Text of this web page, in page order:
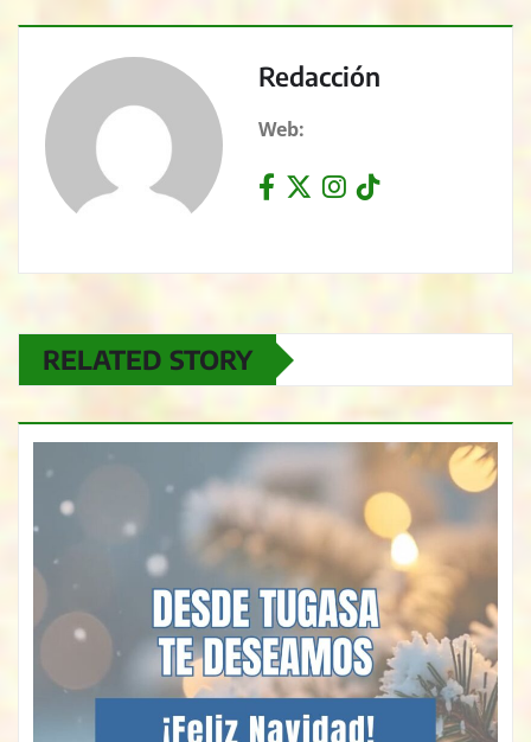
Redacción
Web:
RELATED STORY